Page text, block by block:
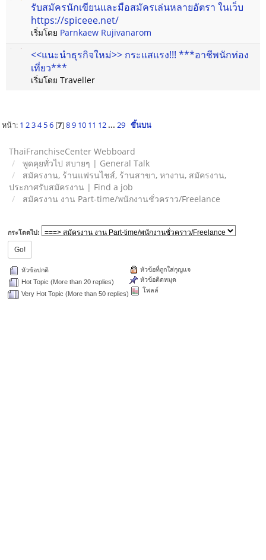
รับสมัครนักเขียนและมือสมัครเล่นหลายอัตรา ในเว็บ
https://spiceee.net/
เริ่มโดย Parnkaew Rujivanarom
<<แนะนำธุรกิจใหม่>> กระแสแรง!!! ***อาชีพนักท่อง
เที่ยว***
เริ่มโดย Traveller
หน้า: 1 2 3 4 5 6[7]8 9 10 11 12 ... 29 ขึ้นบน
ThaiFranchiseCenter Webboard
พูดคุยทั่วไป สบายๆ | General Talk
สมัครงาน, ร้านแฟรนไชส์, ร้านสาขา, หางาน, สมัครงาน,
ประกาศรับสมัครงาน | Find a job
สมัครงาน งาน Part-time/พนักงานชั่วคราว/Freelance
กระโดดไป:
หัวข้อปกติ
Hot Topic (More than 20 replies)
Very Hot Topic (More than 50 replies)
หัวข้อที่ถูกใส่กุญแจ
หัวข้อติดหมุด
โพลล์